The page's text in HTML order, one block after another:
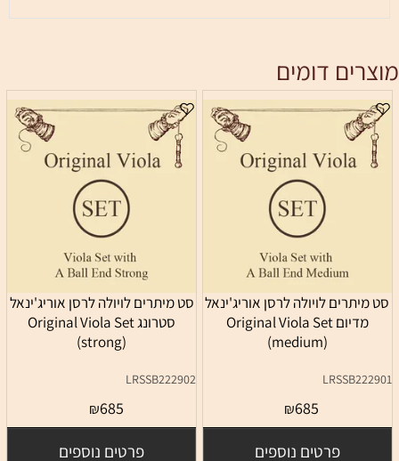
מוצרים דומים
סט מיתרים לויולה לרסן אוריג'ינאל
מדיום Original Viola Set
(medium)
LRSSB222901
₪685
פרטים נוספים
סט מיתרים לויולה לרסן אוריג'ינאל
סטרונג Original Viola Set
(strong)
LRSSB222902
₪685
פרטים נוספים